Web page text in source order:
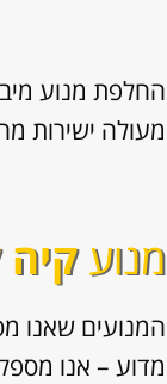
החלפת מנוע
מעולה ישירות
מנועקיה
המנועים שאנו
מדוע – אנו